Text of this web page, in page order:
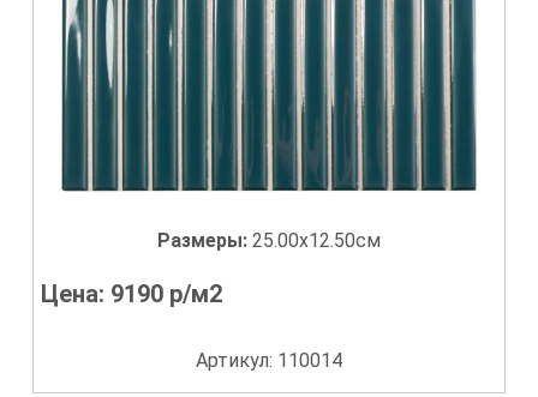
Размеры: 25.00x12.50см
Цена: 9190 р/м2
Артикул: 110014